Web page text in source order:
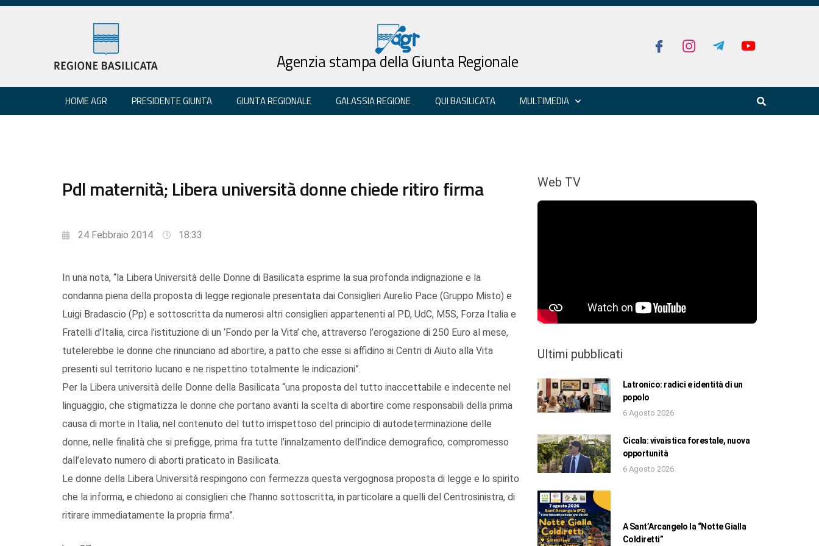
Agenzia stampa della Giunta Regionale
HOME AGR PRESIDENTE GIUNTA GIUNTA REGIONALE GALASSIA REGIONE QUI BASILICATA MULTIMEDIA
Pdl maternità; Libera università donne chiede ritiro firma
24 Febbraio 2014 18:33
In una nota, “la Libera Università delle Donne di Basilicata esprime la sua profonda indignazione e la
condanna piena della proposta di legge regionale presentata dai Consiglieri Aurelio Pace (Gruppo Misto) e
Luigi Bradascio (Pp) e sottoscritta da numerosi altri consiglieri appartenenti al PD, UdC, M5S, Forza Italia e
Fratelli d’Italia, circa l’istituzione di un ‘Fondo per la Vita’ che, attraverso l’erogazione di 250 Euro al mese,
tutelerebbe le donne che rinunciano ad abortire, a patto che esse si affidino ai Centri di Aiuto alla Vita
presenti sul territorio lucano e ne rispettino totalmente le indicazioni”.
Per la Libera università delle Donne della Basilicata “una proposta del tutto inaccettabile e indecente nel
linguaggio, che stigmatizza le donne che portano avanti la scelta di abortire come responsabili della prima
causa di morte in Italia, nel contenuto del tutto irrispettoso del principio di autodeterminazione delle
donne, nelle finalità che si prefigge, prima fra tutte l’innalzamento dell’indice demografico, compromesso
dall’elevato numero di aborti praticato in Basilicata.
Le donne della Libera Università respingono con fermezza questa vergognosa proposta di legge e lo spirito
che la informa, e chiedono ai consiglieri che l’hanno sottoscritta, in particolare a quelli del Centrosinistra, di
ritirare immediatamente la propria firma”.
Web TV
Ultimi pubblicati
Latronico: radici e identità di un
popolo
6 Agosto 2026
Cicala: vivaistica forestale, nuova
opportunità
6 Agosto 2026
A Sant’Arcangelo la “Notte Gialla
Coldiretti”